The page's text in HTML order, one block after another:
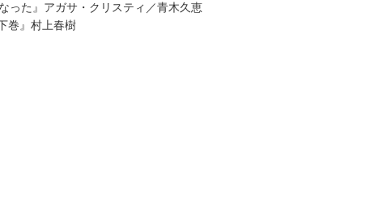
った』アガサ・クリスティ／青木久恵
巻』村上春樹